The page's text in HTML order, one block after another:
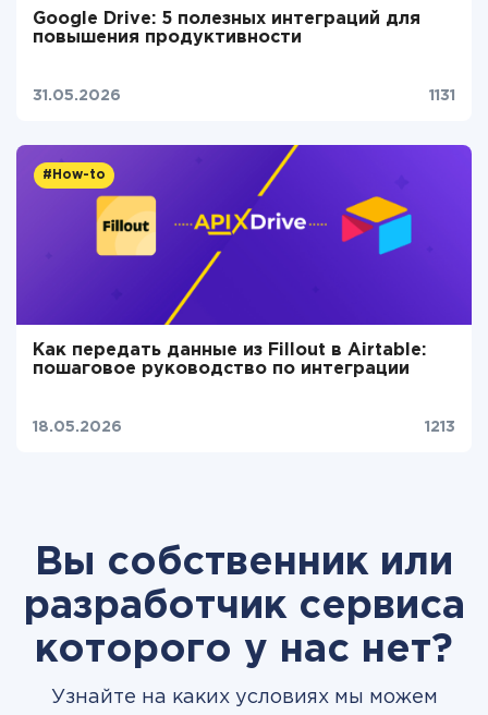
Google Drive: 5 полезных интеграций для
повышения продуктивности
31.05.2026 1131
#How-to
Как передать данные из Fillout в Airtable:
пошаговое руководство по интеграции
18.05.2026 1213
Вы собственник или
разработчик сервиса
которого у нас нет?
Узнайте на каких условиях мы можем